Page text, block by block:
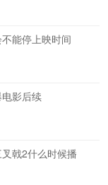
能停上映时间
影后续
戟2什么时候播